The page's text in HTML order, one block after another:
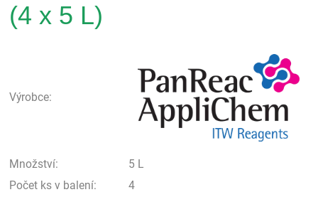
(4 x 5 L)
Výrobce:
Množství:
5 L
Počet ks v balení:
4